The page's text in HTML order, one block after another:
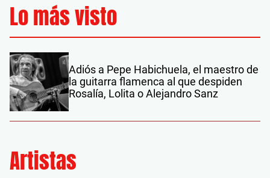
Lo más visto
Adiós a Pepe Habichuela, el maestro de
la guitarra flamenca al que despiden
Rosalía, Lolita o Alejandro Sanz
Artistas